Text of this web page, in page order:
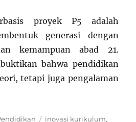
proyek P5 adalah
generasi dengan
kemampuan abad 21.
bahwa pendidikan
tetapi juga pengalaman
Tags
inovasi kurikulum,